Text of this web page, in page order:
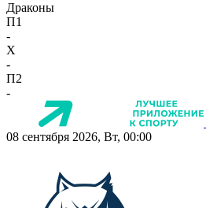
Драконы
П1
-
X
-
П2
-
08 сентября 2026, Вт, 00:00